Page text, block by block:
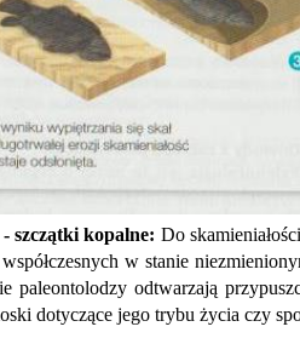
- szczątki kopalne: Do
w stanie
paleontolodzy odtwarzają
dotyczące jego trybu życia czy